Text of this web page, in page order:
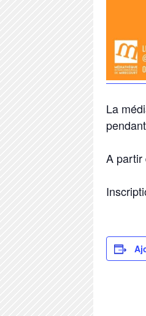
La
A partir